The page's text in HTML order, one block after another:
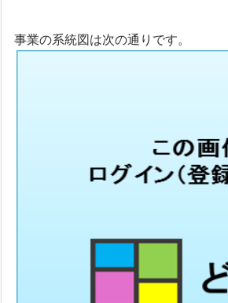
事業の系統図は次の通りです。